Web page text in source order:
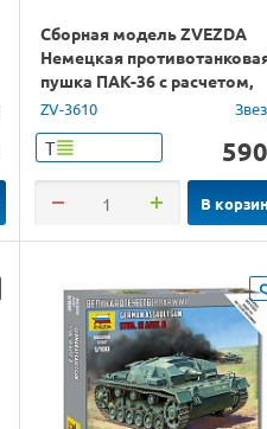
Сборная модель ZVEZDA
Немецкая
пушка ПАК-36 с расчетом,
1/35
ZV-3610
Т 590
В